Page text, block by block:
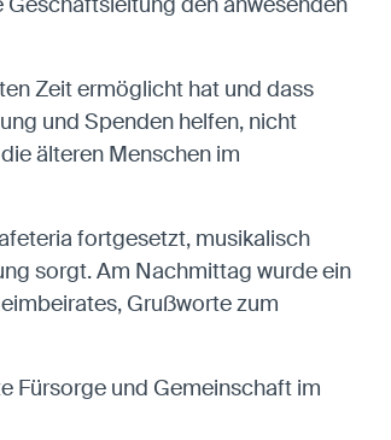
Zeit ermöglicht hat und dass
und Spenden helfen, nicht
älteren Menschen im
fortgesetzt, musikalisch
sorgt. Am Nachmittag wurde ein
Grußworte zum
Fürsorge und Gemeinschaft im